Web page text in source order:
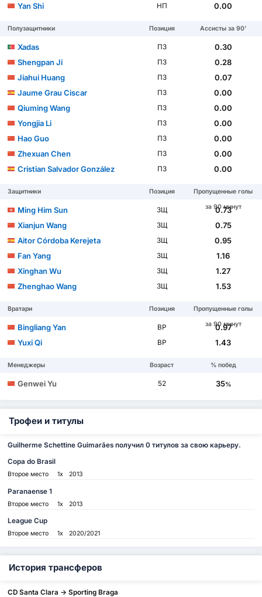
Yan Shi
НП 0.00
Полузащитники Позиция Ассисты за 90'
Xadas ПЗ
0.30
Shengpan Ji
ПЗ
0.28
Jiahui Huang
ПЗ
0.07
Jaume Grau Ciscar
ПЗ
0.00
Qiuming Wang
ПЗ
0.00
Yongjia Li
ПЗ
0.00
Hao Guo
ПЗ
0.00
Zhexuan Chen
ПЗ
0.00
Cristian Salvador González
ПЗ 0.00
Защитники Позиция
Пропущенные голы
за 90 минут
Ming Him Sun ЗЩ
0.73
Xianjun Wang
ЗЩ
0.75
Aitor Córdoba Kerejeta
ЗЩ
0.95
Fan Yang
ЗЩ
1.16
Xinghan Wu
ЗЩ
1.27
Zhenghao Wang
ЗЩ 1.53
Вратари Позиция
Пропущенные голы
за 90 минут
Bingliang Yan ВР
0.97
Yuxi Qi
ВР 1.43
Менеджеры Возраст % побед
Genwei Yu 52 35%
Трофеи и титулы
Guilherme Schettine Guimarães получил 0 титулов за свою карьеру.
Copa do Brasil
Второе место 1x 2013
Paranaense 1
Второе место 1x 2013
League Cup
Второе место 1x 2020/2021
История трансферов
CD Santa Clara -> Sporting Braga